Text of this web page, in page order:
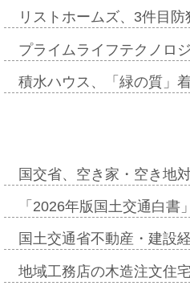
リストホームズ、3件目
プライムライフテクノロ
積水ハウス、「緑の質」
国交省、空き家・空き地
「2026年版国土交通白
国土交通省不動産・建設
地域工務店の木造注文住